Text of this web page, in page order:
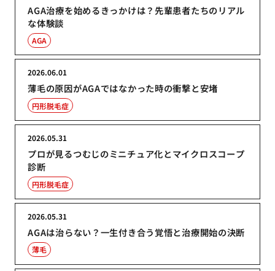
AGA治療を始めるきっかけは？先輩患者たちのリアル
な体験談
AGA
薄毛の原因がAGAではなかった時の衝撃と安堵
2026.06.01
円形脱毛症
プロが見るつむじのミニチュア化とマイクロスコープ
診断
2026.05.31
円形脱毛症
AGAは治らない？一生付き合う覚悟と治療開始の決断
2026.05.31
薄毛